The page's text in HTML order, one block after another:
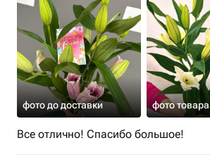
фото до доставки фото товара
Все отлично! Спасибо большое!